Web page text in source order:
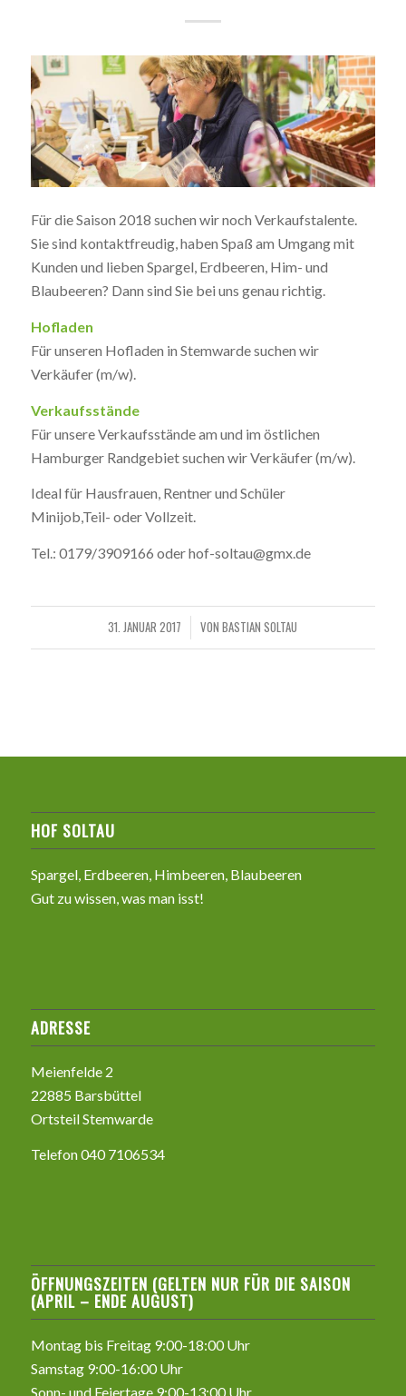
Für die Saison 2018 suchen wir noch Verkaufstalente.
Sie sind kontaktfreudig, haben Spaß am Umgang mit
Kunden und lieben Spargel, Erdbeeren, Him- und
Blaubeeren? Dann sind Sie bei uns genau richtig.
Hofladen
Für unseren Hofladen in Stemwarde suchen wir
Verkäufer (m/w).
Verkaufsstände
Für unsere Verkaufsstände am und im östlichen
Hamburger Randgebiet suchen wir Verkäufer (m/w).
Ideal für Hausfrauen, Rentner und Schüler
Minijob,Teil- oder Vollzeit.
Tel.: 0179/3909166 oder hof-soltau@gmx.de
31. JANUAR 2017
/ VONBASTIAN SOLTAU
HOF SOLTAU
Spargel, Erdbeeren, Himbeeren, Blaubeeren
Gut zu wissen, was man isst!
ADRESSE
Meienfelde 2
22885 Barsbüttel
Ortsteil Stemwarde
Telefon 040 7106534
ÖFFNUNGSZEITEN (GELTEN NUR FÜR DIE SAISON
(APRIL – ENDE AUGUST)
Montag bis Freitag 9:00-18:00 Uhr
Samstag 9:00-16:00 Uhr
Sonn- und Feiertage 9:00-13:00 Uhr